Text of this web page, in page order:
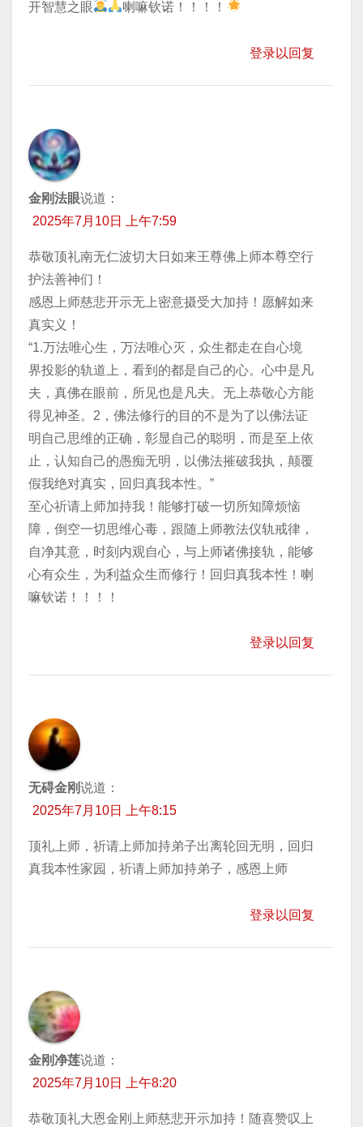
开智慧之眼 喇嘛钦诺！！！！
登录以回复
金刚法眼说道：
2025年7月10日 上午7:59
恭敬顶礼南无仁波切大日如来王尊佛上师本尊空行
护法善神们！
感恩上师慈悲开示无上密意摄受大加持！愿解如来
真实义！
“1.万法唯心生，万法唯心灭，众生都走在自心境
界投影的轨道上，看到的都是自己的心。心中是凡
夫，真佛在眼前，所见也是凡夫。无上恭敬心方能
得见神圣。2，佛法修行的目的不是为了以佛法证
明自己思维的正确，彰显自己的聪明，而是至上依
止，认知自己的愚痴无明，以佛法摧破我执，颠覆
假我绝对真实，回归真我本性。”
至心祈请上师加持我！能够打破一切所知障烦恼
障，倒空一切思维心毒，跟随上师教法仪轨戒律，
自净其意，时刻内观自心，与上师诸佛接轨，能够
心有众生，为利益众生而修行！回归真我本性！喇
嘛钦诺！！！！
登录以回复
无碍金刚说道：
2025年7月10日 上午8:15
顶礼上师，祈请上师加持弟子出离轮回无明，回归
真我本性家园，祈请上师加持弟子，感恩上师
登录以回复
金刚净莲说道：
2025年7月10日 上午8:20
恭敬顶礼大恩金刚上师慈悲开示加持！随喜赞叹上